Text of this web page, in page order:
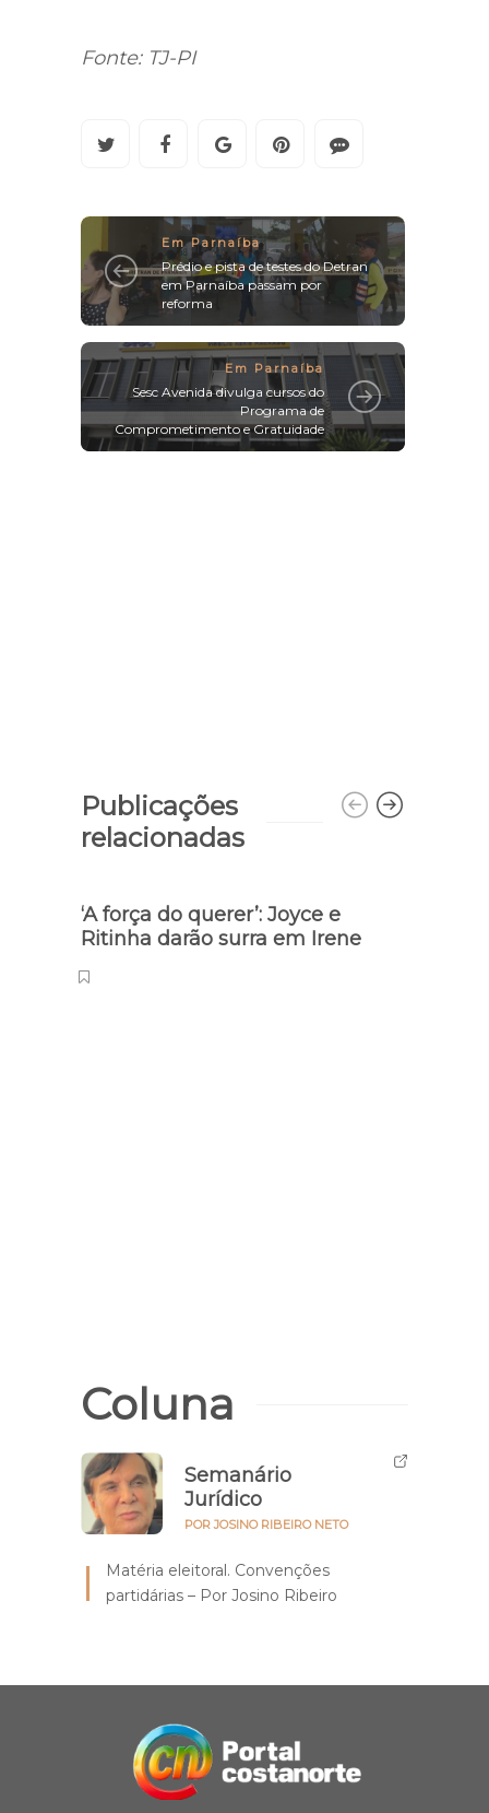
Fonte: TJ-PI
Em Parnaíba
Prédio e pista de testes do Detran
em Parnaíba passam por
reforma
Em Parnaíba
Sesc Avenida divulga cursos do
Programa de
Comprometimento e Gratuidade
Publicações
relacionadas
‘A força do querer’: Joyce e
Ritinha darão surra em Irene
Coluna
Semanário
Jurídico
POR JOSINO RIBEIRO NETO
Matéria eleitoral. Convenções
partidárias – Por Josino Ribeiro